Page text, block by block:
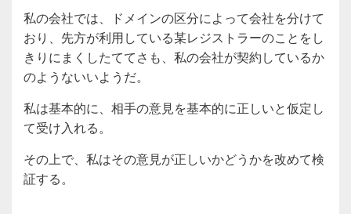
私の会社では、ドメインの区分によって会社を分けて
おり、先方が利用している某レジストラーのことをし
きりにまくしたててさも、私の会社が契約しているか
のようないいようだ。
私は基本的に、相手の意見を基本的に正しいと仮定し
て受け入れる。
その上で、私はその意見が正しいかどうかを改めて検
証する。